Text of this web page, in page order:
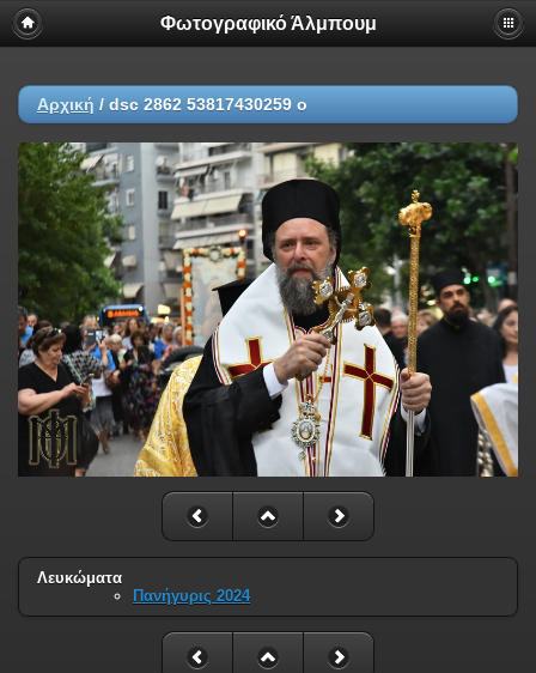
Φωτογραφικό Άλμπουμ
Αρχική / dsc 2862 53817430259 o
Λευκώματα
Πανήγυρις 2024